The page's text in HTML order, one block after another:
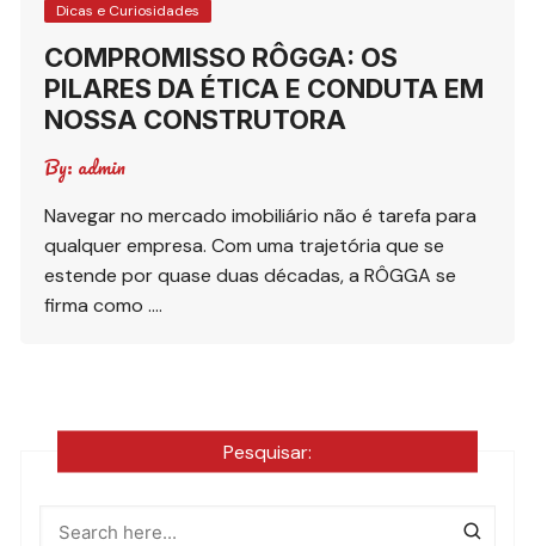
Dicas e Curiosidades
COMPROMISSO RÔGGA: OS
PILARES DA ÉTICA E CONDUTA EM
NOSSA CONSTRUTORA
By: admin
Navegar no mercado imobiliário não é tarefa para
qualquer empresa. Com uma trajetória que se
estende por quase duas décadas, a RÔGGA se
firma como ….
Pesquisar: